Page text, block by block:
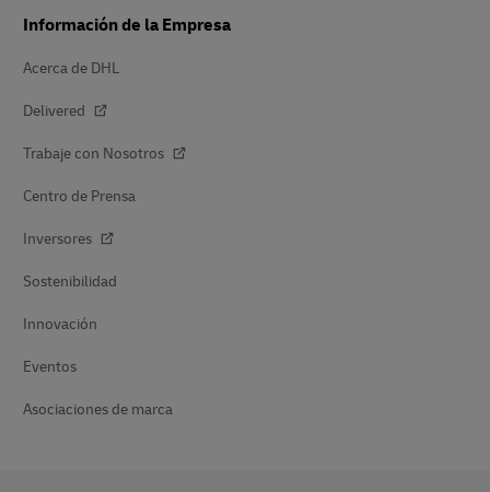
Información de la Empresa
Acerca de DHL
Delivered
Trabaje con Nosotros
Centro de Prensa
Inversores
Sostenibilidad
Innovación
Eventos
Asociaciones de marca